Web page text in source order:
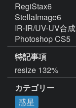
RegiStax6
StellaImage6
IR-IR/UV-UV合成
Photoshop CS5
特記事項
resize 132%
カテゴリー
惑星